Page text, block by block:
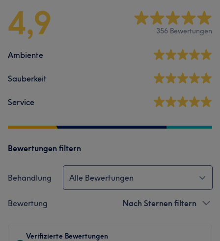
4,9 356 Bewertungen
Ambiente
Sauberkeit
Service
Bewertungen filtern
Behandlung Alle Bewertungen
Bewertung Nach Sternen filtern
Verifizierte Bewertungen